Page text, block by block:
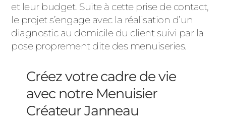
et leur budget. Suite à cette prise de contact,
le projet s’engage avec la réalisation d’un
diagnostic au domicile du client suivi par la
pose proprement dite des menuiseries.
Créez votre cadre de vie
avec notre Menuisier
Créateur Janneau